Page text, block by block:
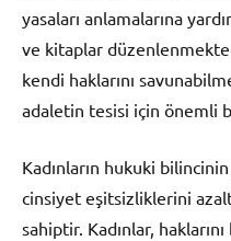
yasaları anlamalarına
ve kitaplar
kendi haklarını
adaletin tesisi için önemli
Kadınların hukuki
cinsiyet eşitsizliklerini
sahiptir. Kadınlar,